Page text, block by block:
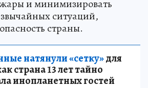
и минимизировать
ситуаций,
страны.
натянули «сетку»для
страна 13 лет тайно
инопланетных гостей